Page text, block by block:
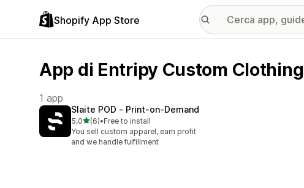
Shopify App Store
App di Entripy Custom Clothing
1 app
Slaite POD ‑ Print‑on‑Demand
5,0stelle su 5
(6)
6 recensioni totali
•Free to install
You sell custom apparel, earn profit
and we handle fulfillment